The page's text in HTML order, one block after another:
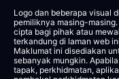
Logo dan beberapa visual
pemiliknya masing-
cipta bagi pihak atau
terkandung di laman web
Maklumat ini disediakan
sebanyak mungkin.
tapak, perkhidmatan,